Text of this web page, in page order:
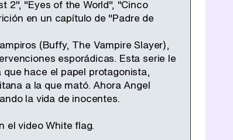
2", "Eyes of the World", "Cinco
en un capítulo de "Padre de
(Buffy, The Vampire Slayer),
esporádicas. Esta serie le
hace el papel protagonista,
a la que mató. Ahora Angel
la vida de inocentes.
el video White flag.